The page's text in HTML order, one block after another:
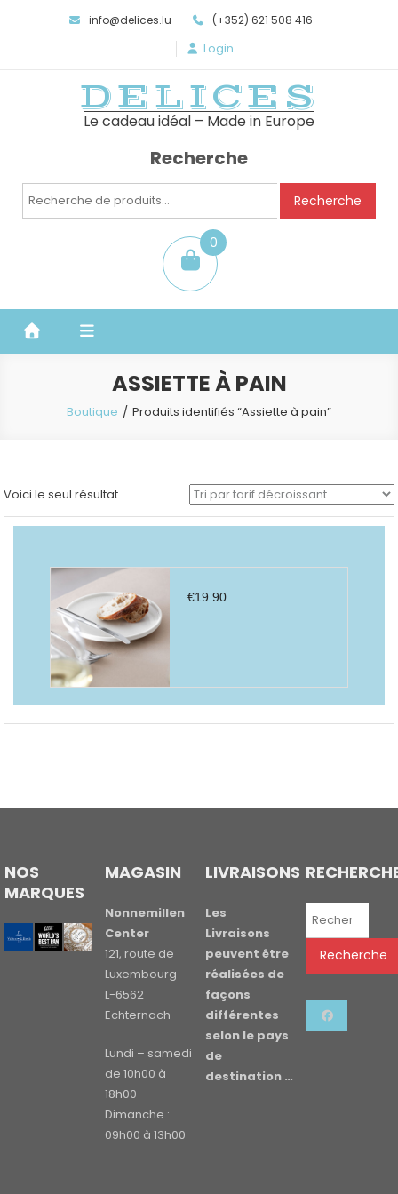
info@delices.lu (+352) 621 508 416
Login
DELICES
Le cadeau idéal – Made in Europe
Recherche
Recherche
Recherche
0
item
ASSIETTE À PAIN
Boutique Produits identifiés “Assiette à pain”
Voici le seul résultat
€19.90
NOS
MARQUES
MAGASIN
Nonnemillen
Center
121, route de
Luxembourg
L-6562
Echternach
Lundi – samedi
de 10h00 à
18h00
Dimanche :
09h00 à 13h00
LIVRAISONS
Les
Livraisons
peuvent être
réalisées de
façons
différentes
selon le pays
de
destination …
Recherche